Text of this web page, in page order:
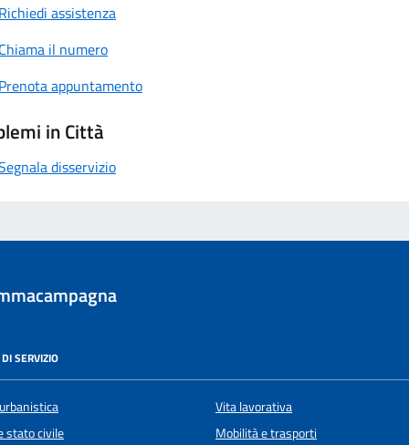
Richiedi assistenza
Chiama il numero
Prenota appuntamento
in Città
disservizio
SERVIZIO
stato civile
Vita lavorativa
Mobilità e trasporti